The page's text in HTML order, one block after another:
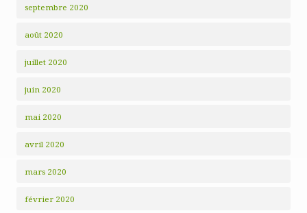
septembre 2020
août 2020
juillet 2020
juin 2020
mai 2020
avril 2020
mars 2020
février 2020